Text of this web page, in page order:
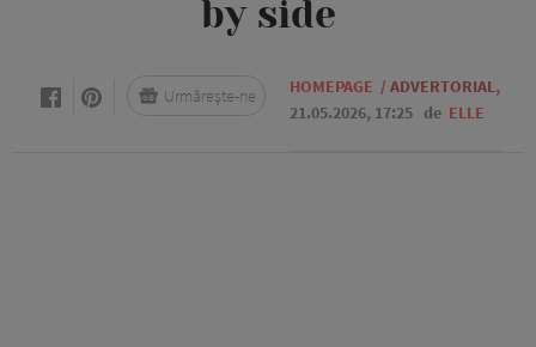
by side
HOMEPAGE / ADVERTORIAL,
21.05.2026, 17:25 de ELLE
Urmărește-ne